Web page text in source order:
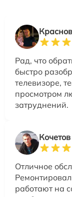
Рад, что
быстро
телевизоре,
просмотром
затруднений.
Отличное
работают на